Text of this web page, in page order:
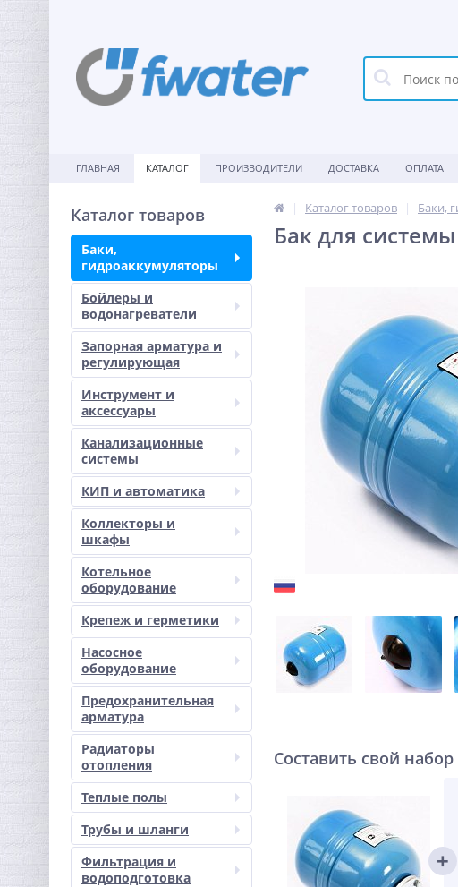
ГЛАВНАЯ КАТАЛОГ ПРОИЗВОДИТЕЛИ ДОСТАВКА ОПЛАТА
Каталог товаров
Баки,
гидроаккумуляторы
Бойлеры и
водонагреватели
Запорная арматура и
регулирующая
Инструмент и
аксессуары
Канализационные
системы
КИП и автоматика
Коллекторы и
шкафы
Котельное
оборудование
Крепеж и герметики
Насосное
оборудование
Предохранительная
арматура
Радиаторы
отопления
Теплые полы
Трубы и шланги
Фильтрация и
водоподготовка
Каталог товаров Баки,
Бак для
Составить свой набор